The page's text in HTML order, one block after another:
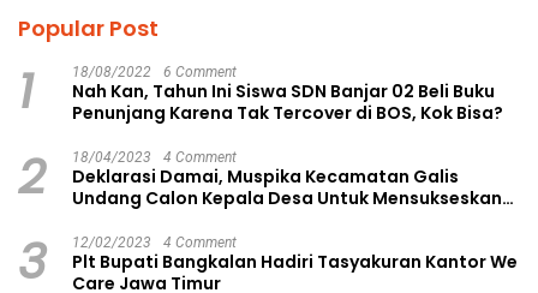
Popular Post
1 18/08/2022 6 Comment
Nah Kan, Tahun Ini Siswa SDN Banjar 02 Beli Buku
Penunjang Karena Tak Tercover di BOS, Kok Bisa?
2 18/04/2023 4 Comment
Deklarasi Damai, Muspika Kecamatan Galis
Undang Calon Kepala Desa Untuk Mensukseskan
3 12/02/2023 4 Comment
Plt Bupati Bangkalan Hadiri Tasyakuran Kantor We
Care Jawa Timur